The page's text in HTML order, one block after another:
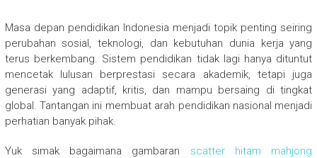
Masa depan pendidikan Indonesia menjadi topik penting seiring
perubahan sosial, teknologi, dan kebutuhan dunia kerja yang
terus berkembang. Sistem pendidikan tidak lagi hanya dituntut
mencetak lulusan berprestasi secara akademik, tetapi juga
generasi yang adaptif, kritis, dan mampu bersaing di tingkat
global. Tantangan ini membuat arah pendidikan nasional menjadi
perhatian banyak pihak.
Yuk simak bagaimana gambaran scatter hitam mahjong